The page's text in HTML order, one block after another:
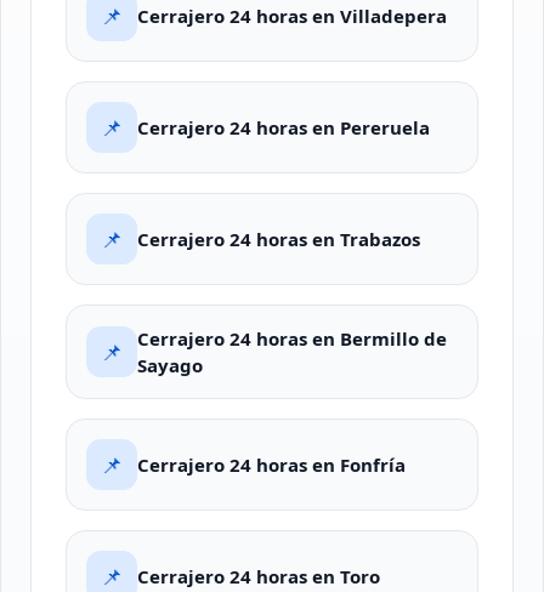
📌 Cerrajero 24 horas en Villadepera
📌 Cerrajero 24 horas en Pereruela
📌 Cerrajero 24 horas en Trabazos
📌
Cerrajero 24 horas en Bermillo de
Sayago
📌 Cerrajero 24 horas en Fonfría
📌 Cerrajero 24 horas en Toro